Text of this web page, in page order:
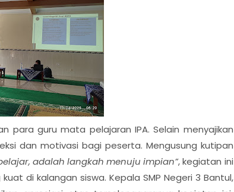
para guru mata pelajaran IPA. Selain menyajikan
dan motivasi bagi peserta. Mengusung kutipan
adalah langkah menuju impian”, kegiatan ini
di kalangan siswa. Kepala SMP Negeri 3 Bantul,